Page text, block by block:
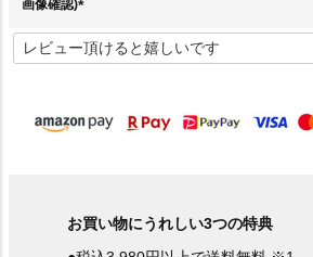
画像確認)
必
須
お買い物にうれしい3つの特典